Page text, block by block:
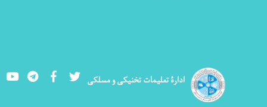
ادارۀ تعلیمات تخنیکی و مسلکی YoutubeLinkedInFacebook Twitter